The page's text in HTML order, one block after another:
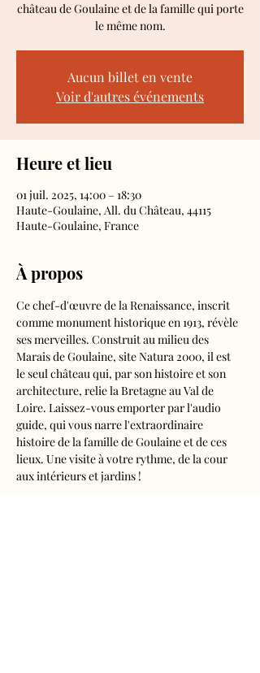
château de Goulaine et de la famille qui porte
le même nom.
Aucun billet en vente
Voir d'autres événements
Heure et lieu
01 juil. 2025, 14:00 – 18:30
Haute-Goulaine, All. du Château, 44115
Haute-Goulaine, France
À propos
Ce chef-d'œuvre de la Renaissance, inscrit
comme monument historique en 1913, révèle
ses merveilles. Construit au milieu des
Marais de Goulaine, site Natura 2000, il est
le seul château qui, par son histoire et son
architecture, relie la Bretagne au Val de
Loire. Laissez-vous emporter par l'audio
guide, qui vous narre l'extraordinaire
histoire de la famille de Goulaine et de ces
lieux. Une visite à votre rythme, de la cour
aux intérieurs et jardins !